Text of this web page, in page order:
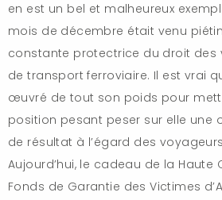
en est un bel et malheureux
mois de décembre était venu
constante protectrice du droit des
de transport ferroviaire. Il est vrai
œuvré de tout son poids pour
position pesant peser sur elle une
de résultat à l’égard des
Aujourd’hui, le cadeau de la Haute
Fonds de Garantie des Victimes